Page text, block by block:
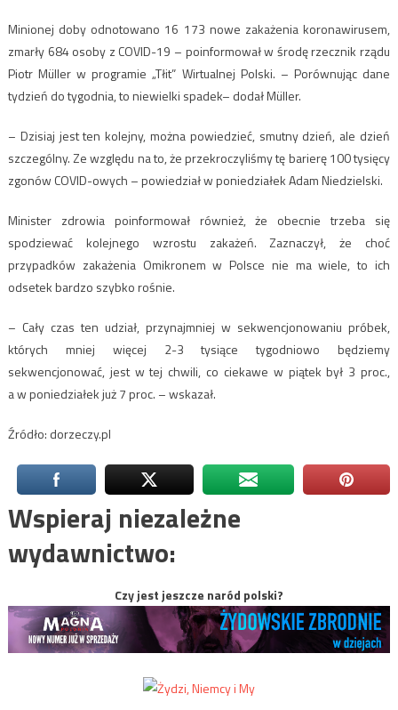
Minionej doby odnotowano 16 173 nowe zakażenia koronawirusem,
zmarły 684 osoby z COVID-19 – poinformował w środę rzecznik rządu
Piotr Müller w programie „Tłit” Wirtualnej Polski. – Porównując dane
tydzień do tygodnia, to niewielki spadek– dodał Müller.
– Dzisiaj jest ten kolejny, można powiedzieć, smutny dzień, ale dzień
szczególny. Ze względu na to, że przekroczyliśmy tę barierę 100 tysięcy
zgonów COVID-owych – powiedział w poniedziałek Adam Niedzielski.
Minister zdrowia poinformował również, że obecnie trzeba się
spodziewać kolejnego wzrostu zakażeń. Zaznaczył, że choć
przypadków zakażenia Omikronem w Polsce nie ma wiele, to ich
odsetek bardzo szybko rośnie.
– Cały czas ten udział, przynajmniej w sekwencjonowaniu próbek,
których mniej więcej 2-3 tysiące tygodniowo będziemy
sekwencjonować, jest w tej chwili, co ciekawe w piątek był 3 proc.,
a w poniedziałek już 7 proc. – wskazał.
Źródło: dorzeczy.pl
Wspieraj niezależne
wydawnictwo:
Czy jest jeszcze naród polski?